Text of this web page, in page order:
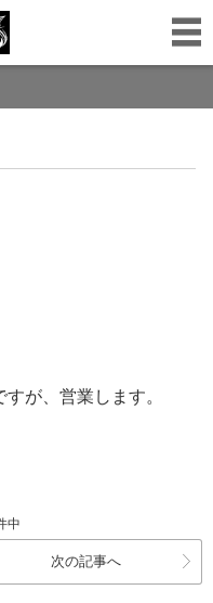
、営業します。
中
次の記事へ